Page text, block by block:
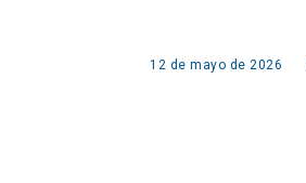
12 de mayo de 2026